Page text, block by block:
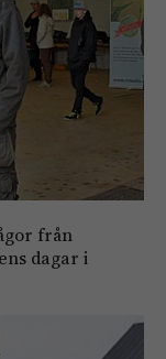
från
dagar i